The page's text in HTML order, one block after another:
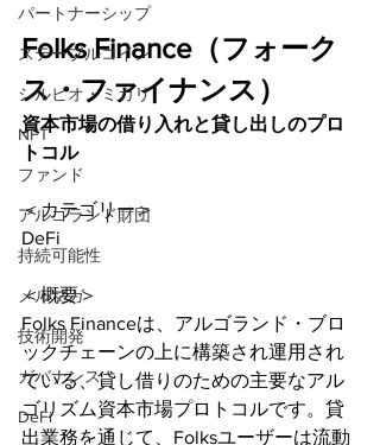
パートナーシップ
ステーブルコイン
シルビオ・ミカリ
NFT
ファンド
アルゴランド財団
持続可能性
メルマガ
技術開発
ガバナンス
DeFi
Folks Finance（フォーク
ス・ファイナンス）
資本市場の借り入れと貸し出しのプロ
トコル
＜カテゴリー＞
DeFi
＜概要＞
Folks Financeは、アルゴランド・ブロ
ックチェーンの上に構築され運用され
ている、貸し借りのための主要なアル
ゴリズム資本市場プロトコルです。貸
出業務を通じて、Folksユーザーは流動